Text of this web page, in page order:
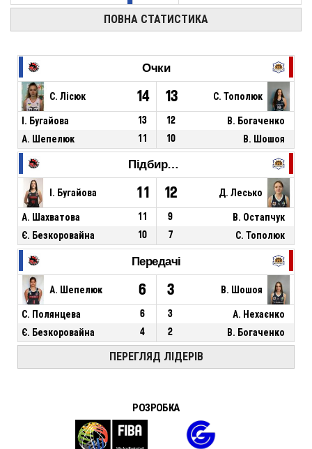
ПОВНА СТАТИСТИКА
Очки
С. Лісюк 14 13 С. Тополюк
І. Бугайова 13 12
В. Богаченко
А. Шепелюк
11 10 В. Шошоя
Підбирання
І. Бугайова 11 12 Д. Лесько
А. Шахватова 11 9
В. Остапчук
Є. Безкоровайна
10 7 С. Тополюк
Передачі
А. Шепелюк 6 3 В. Шошоя
С. Полянцева 6 3
А. Нехаєнко
Є. Безкоровайна
4 2 В. Богаченко
ПЕРЕГЛЯД ЛІДЕРІВ
РОЗРОБКА